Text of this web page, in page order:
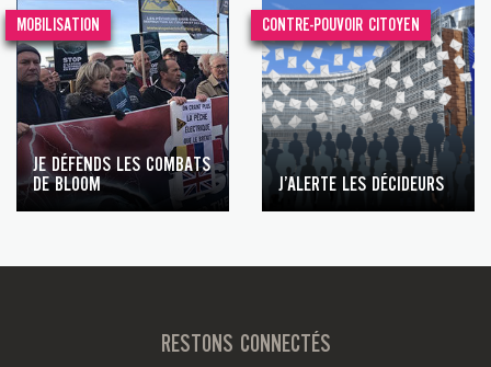
MOBILISATION
JE DÉFENDS LES COMBATS
DE BLOOM
CONTRE-POUVOIR CITOYEN
J’ALERTE LES DÉCIDEURS
RESTONS CONNECTÉS